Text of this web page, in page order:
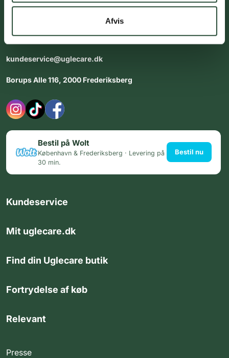
Afvis
dig med personlig rådgiving - alle dage.
Åbningstider i butikken:Alle dage 8:00 - 22:00
kundeservice@uglecare.dk
Borups Alle 116, 2000 Frederiksberg
Bestil på Wolt
København & Frederiksberg · Levering på
30 min.
Bestil nu
Kundeservice
Mit uglecare.dk
Find din Uglecare butik
Fortrydelse af køb
Relevant
Presse